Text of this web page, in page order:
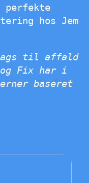
perfekte
hos Jem
til affald
og Fix har i
baseret